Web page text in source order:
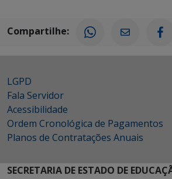
Compartilhe:
LGPD
Fala Servidor
Acessibilidade
Ordem Cronológica de Pagamentos
Planos de Contratações Anuais
SECRETARIA DE ESTADO DE